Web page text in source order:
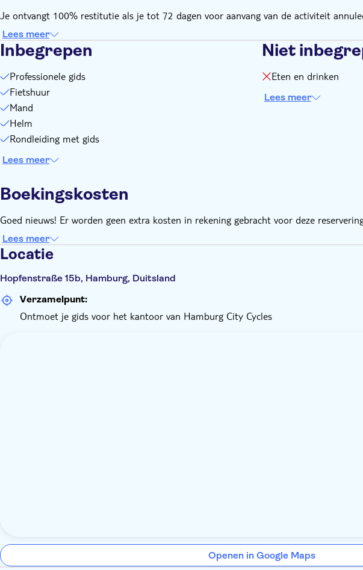
Je ontvangt 100% restitutie als je tot 72 dagen voor aanvang van de activiteit
Lees meer
Inbegrepen
Professionele gids
Fietshuur
Mand
Helm
Rondleiding met gids
Lees meer
Niet
Eten en drinken
Lees meer
Boekingskosten
Goed nieuws! Er worden geen extra kosten in rekening gebracht voor deze
Lees meer
Locatie
Hopfenstraße 15b, Hamburg, Duitsland
Verzamelpunt:
Ontmoet je gids voor het kantoor van Hamburg City Cycles
Openen in Google Maps